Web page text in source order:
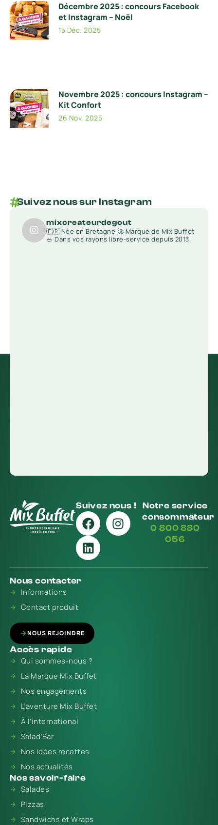
Décembre 2025 : concours Facebook
et Instagram – Noël
15 Déc. 2025
Novembre 2025 : concours Instagram –
Kit Confort
26 Nov. 2025
Suivez nous sur Instagram
mixcreateurdegout
🇫🇷 Née en Bretagne 🚀 Marque de Mix Buffet
🥗 Dans vos rayons libre-service depuis 2013
Suivez nous !
Notre service
consommateur
0 800 880
056
Nous contacter
Informations
Contact produit
NOUS REJOINDRE
Accès rapide
Qui sommes-nous ?
La Marque Mix Buffet
Nos engagements
L’aventure Mix Buffet
À l’international
Salad’Bar
Nos idées recettes
Nos actualités
Nos savoir-faire
Salades
Pizzas
Sandwichs et Wraps